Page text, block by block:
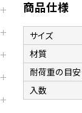
商品仕様
サイズ
材質
耐荷重の目安
入数